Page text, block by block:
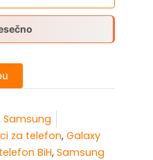
Samsung
za telefon, Galaxy
BiH, Samsung